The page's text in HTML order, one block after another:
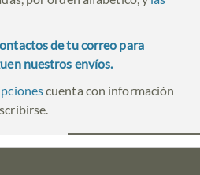
de tu correo para
nuestros envíos.
cuenta con información